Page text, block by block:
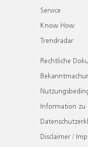
Service
Know How
Trendradar
Rechtliche
Information zu
Disclaimer /